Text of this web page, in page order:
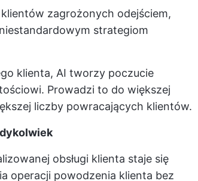
zagrożonych odejściem,
strategiom
klienta, AI tworzy poczucie
Prowadzi to do większej
liczby powracających klientów.
obsługi klienta staje się
operacji powodzenia klienta bez